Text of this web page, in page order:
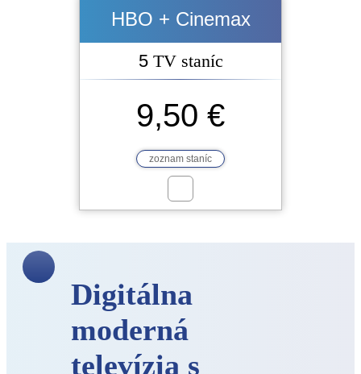
HBO + Cinemax
5 TV staníc
9,50 €
zoznam staníc
Digitálna
moderná
televízia s